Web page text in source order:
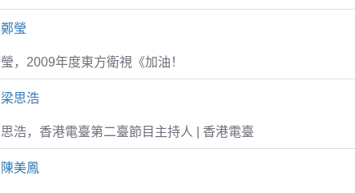
鄭瑩
瑩，2009年度東方衛視《加油！
梁思浩
思浩，香港電臺第二臺節目主持人 | 香港電臺
陳美鳳